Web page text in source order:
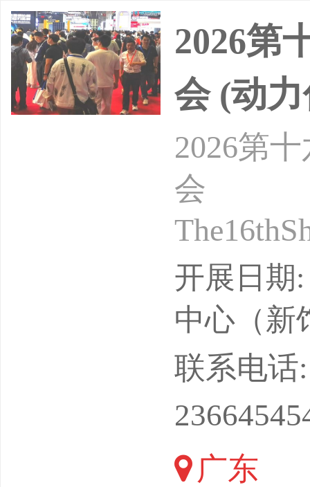
局重构
2026第
会 (动
2026第
会
时间：
心（宝
制造业的
汽车、
械
开展日期
中心（新
联系电话
广东